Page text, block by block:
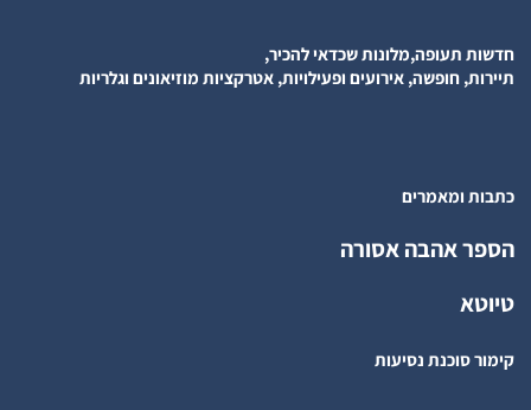
חדשות תעופה,מלונות שכדאי להכיר,
תיירות, חופשה, אירועים ופעילויות, אטרקציות מוזיאונים וגלריות
כתבות ומאמרים
הספר אהבה אסורה
טיוטא
קימור סוכנת נסיעות